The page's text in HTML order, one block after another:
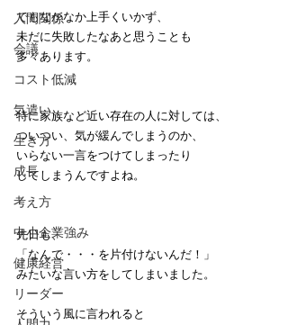
人間関係
会議
コスト低減
気遣い
生き方
成長
考え方
中小企業強み
健康経営
リーダー
でもなかなか上手くいかず、
未だに失敗したなあと思うことも
多々あります。
特に家族など近い存在の人に対しては、
ついつい、気が緩んでしまうのか、
いらない一言をつけてしまったり
してしまうんですよね。
先日も、
「なんで・・・を片付けないんだ！」
みたいな言い方をしてしまいました。
そういう風に言われると